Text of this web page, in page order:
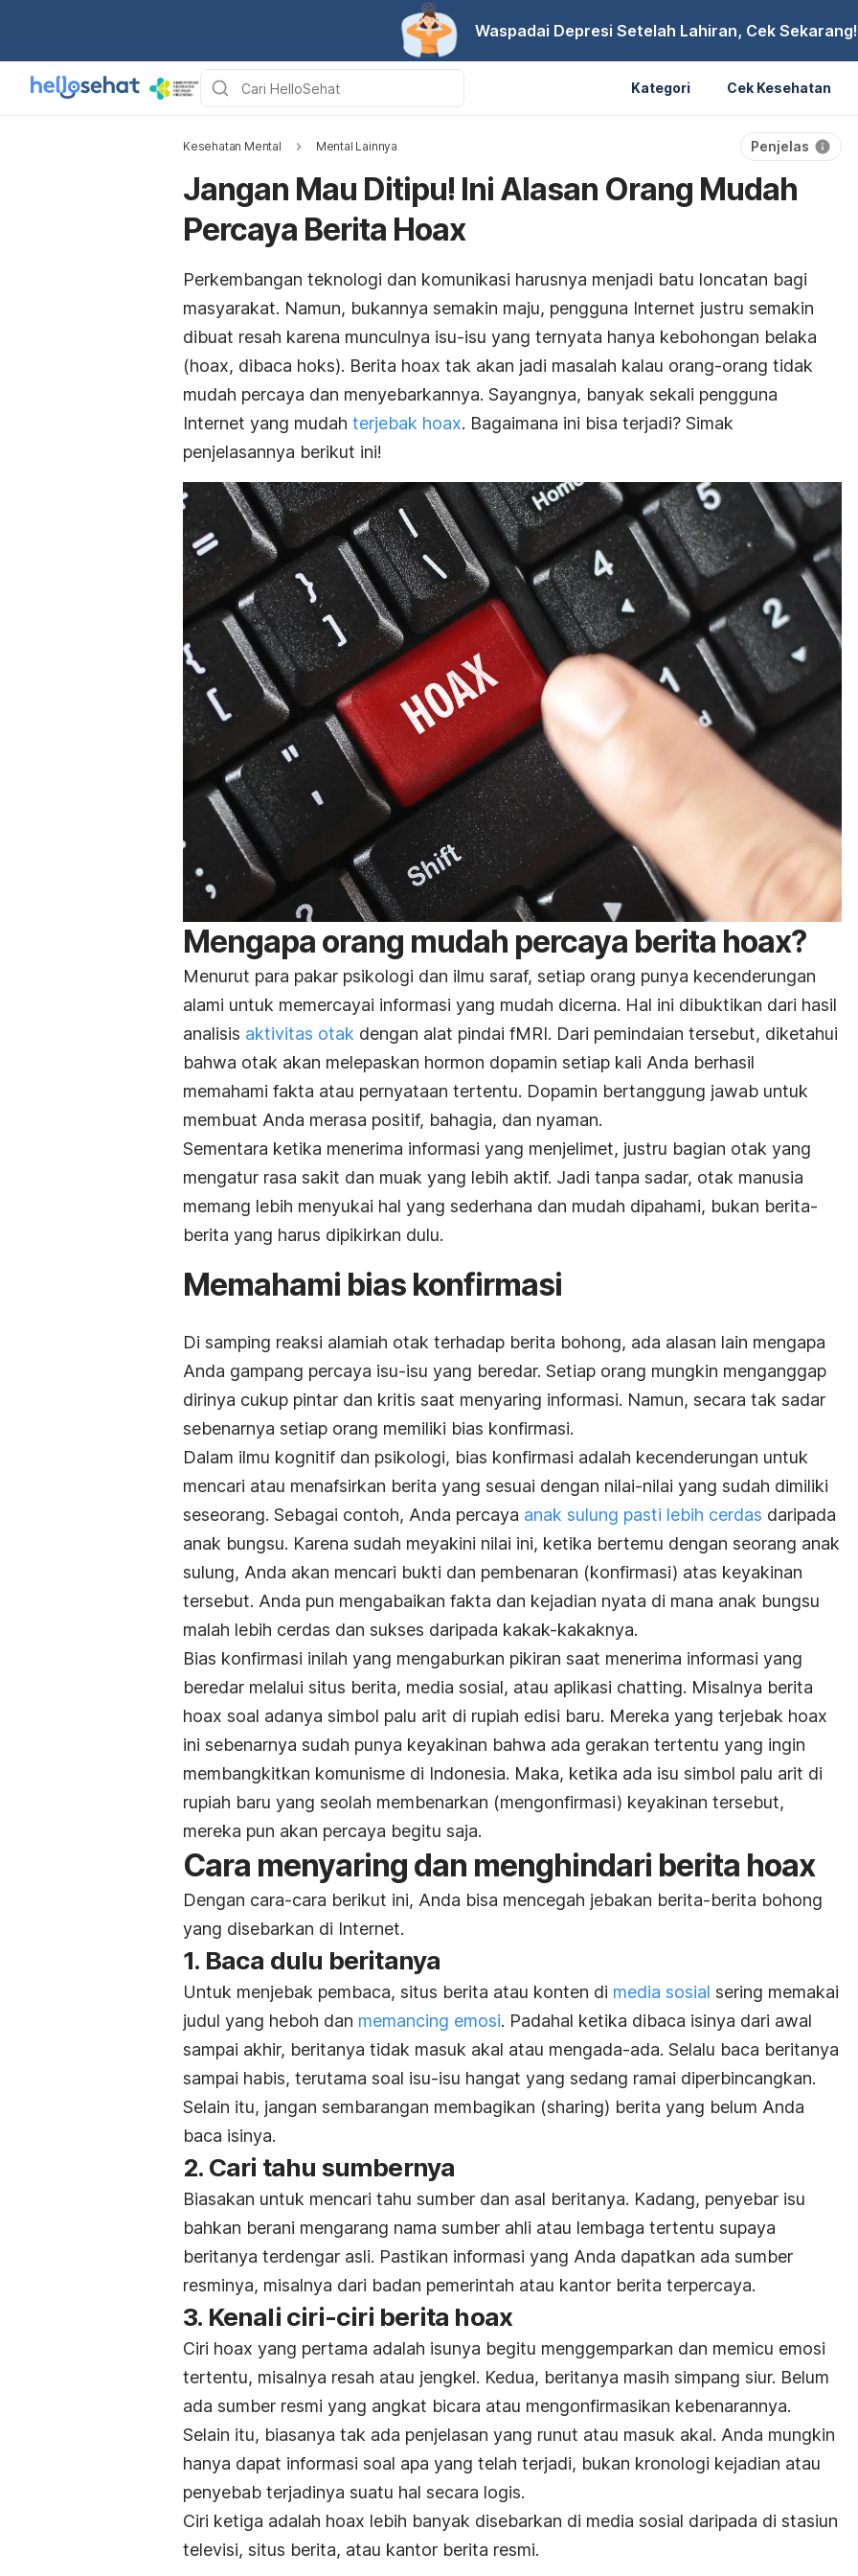
Waspadai Depresi Setelah Lahiran, Cek Sekarang!
Kategori Cek Kesehatan
Kesehatan Mental Mental Lainnya Penjelas
Jangan Mau Ditipu! Ini Alasan Orang Mudah
Percaya Berita Hoax
Perkembangan teknologi dan komunikasi harusnya menjadi batu loncatan bagi
masyarakat. Namun, bukannya semakin maju, pengguna Internet justru semakin
dibuat resah karena munculnya isu-isu yang ternyata hanya kebohongan belaka
(hoax, dibaca hoks). Berita hoax tak akan jadi masalah kalau orang-orang tidak
mudah percaya dan menyebarkannya. Sayangnya, banyak sekali pengguna
Internet yang mudah terjebak hoax. Bagaimana ini bisa terjadi? Simak
penjelasannya berikut ini!
Mengapa orang mudah percaya berita hoax?
Menurut para pakar psikologi dan ilmu saraf, setiap orang punya kecenderungan
alami untuk memercayai informasi yang mudah dicerna. Hal ini dibuktikan dari hasil
analisis aktivitas otak dengan alat pindai fMRI. Dari pemindaian tersebut, diketahui
bahwa otak akan melepaskan hormon dopamin setiap kali Anda berhasil
memahami fakta atau pernyataan tertentu. Dopamin bertanggung jawab untuk
membuat Anda merasa positif, bahagia, dan nyaman.
Sementara ketika menerima informasi yang menjelimet, justru bagian otak yang
mengatur rasa sakit dan muak yang lebih aktif. Jadi tanpa sadar, otak manusia
memang lebih menyukai hal yang sederhana dan mudah dipahami, bukan berita-
berita yang harus dipikirkan dulu.
Memahami bias konfirmasi
Di samping reaksi alamiah otak terhadap berita bohong, ada alasan lain mengapa
Anda gampang percaya isu-isu yang beredar. Setiap orang mungkin menganggap
dirinya cukup pintar dan kritis saat menyaring informasi. Namun, secara tak sadar
sebenarnya setiap orang memiliki bias konfirmasi.
Dalam ilmu kognitif dan psikologi, bias konfirmasi adalah kecenderungan untuk
mencari atau menafsirkan berita yang sesuai dengan nilai-nilai yang sudah dimiliki
seseorang. Sebagai contoh, Anda percaya anak sulung pasti lebih cerdas daripada
anak bungsu. Karena sudah meyakini nilai ini, ketika bertemu dengan seorang anak
sulung, Anda akan mencari bukti dan pembenaran (konfirmasi) atas keyakinan
tersebut. Anda pun mengabaikan fakta dan kejadian nyata di mana anak bungsu
malah lebih cerdas dan sukses daripada kakak-kakaknya.
Bias konfirmasi inilah yang mengaburkan pikiran saat menerima informasi yang
beredar melalui situs berita, media sosial, atau aplikasi chatting. Misalnya berita
hoax soal adanya simbol palu arit di rupiah edisi baru. Mereka yang terjebak hoax
ini sebenarnya sudah punya keyakinan bahwa ada gerakan tertentu yang ingin
membangkitkan komunisme di Indonesia. Maka, ketika ada isu simbol palu arit di
rupiah baru yang seolah membenarkan (mengonfirmasi) keyakinan tersebut,
mereka pun akan percaya begitu saja.
Cara menyaring dan menghindari berita hoax
Dengan cara-cara berikut ini, Anda bisa mencegah jebakan berita-berita bohong
yang disebarkan di Internet.
1. Baca dulu beritanya
Untuk menjebak pembaca, situs berita atau konten di media sosial sering memakai
judul yang heboh dan memancing emosi. Padahal ketika dibaca isinya dari awal
sampai akhir, beritanya tidak masuk akal atau mengada-ada. Selalu baca beritanya
sampai habis, terutama soal isu-isu hangat yang sedang ramai diperbincangkan.
Selain itu, jangan sembarangan membagikan (sharing) berita yang belum Anda
baca isinya.
2. Cari tahu sumbernya
Biasakan untuk mencari tahu sumber dan asal beritanya. Kadang, penyebar isu
bahkan berani mengarang nama sumber ahli atau lembaga tertentu supaya
beritanya terdengar asli. Pastikan informasi yang Anda dapatkan ada sumber
resminya, misalnya dari badan pemerintah atau kantor berita terpercaya.
3. Kenali ciri-ciri berita hoax
Ciri hoax yang pertama adalah isunya begitu menggemparkan dan memicu emosi
tertentu, misalnya resah atau jengkel. Kedua, beritanya masih simpang siur. Belum
ada sumber resmi yang angkat bicara atau mengonfirmasikan kebenarannya.
Selain itu, biasanya tak ada penjelasan yang runut atau masuk akal. Anda mungkin
hanya dapat informasi soal apa yang telah terjadi, bukan kronologi kejadian atau
penyebab terjadinya suatu hal secara logis.
Ciri ketiga adalah hoax lebih banyak disebarkan di media sosial daripada di stasiun
televisi, situs berita, atau kantor berita resmi.